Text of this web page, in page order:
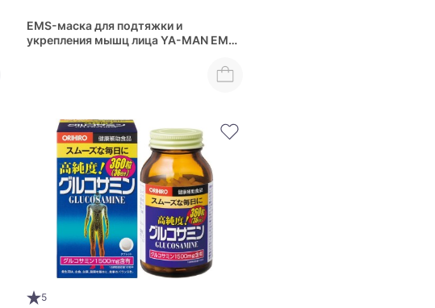
EMS-маска для подтяжки и
укрепления мышц лица YA-MAN EMS
5